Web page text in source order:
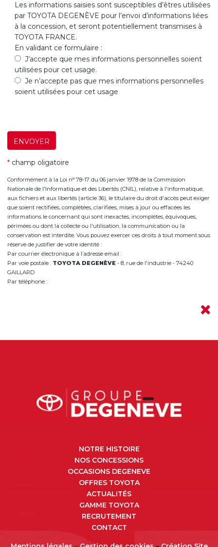
Les informations saisies sont susceptibles d’êtres utilisées
par TOYOTA DEGENÈVE pour l’envoi d’informations liées
à la concession, et seront potentiellement transmises à
TOYOTA FRANCE.
En validant ce formulaire :
J’accepte que mes informations personnelles soient
utilisées pour cet usage.
Je n’accepte pas que mes informations personnelles
soient utilisées pour cet usage
ENVOYER
* champ oligatoire
Conformément à la Loi n° 78-17 du 06 janvier 1978 de la Commission
Nationale de l'Informatique et des Libertés (CNIL), relative à l'informatique,
aux fichiers et aux libertés (article 36), le titulaire du droit d'accès peut exiger
que soient rectifiées, complétées, clarifiées, mises à jour ou effacées les
informations le concernant qui sont inexactes, incomplètes, équivoques,
périmées ou dont la collecte ou l'utilisation, la communication ou la
conservation est interdite. Vous pouvez exercer ces droits à tout moment sous
réserve de justifier de votre identité :
Par courrier électronique à l’adresse email :
Par voie postale : TOYOTA DEGENÈVE - 8, rue de l'industrie - 74240
GAILLARD
Par téléphone :
NOTRE HISTOIRE
NOS CONCESSIONS
OCCASIONS DEGENEVE
OFFRES TOYOTA
ACTUALITÉS
GAMME TOYOTA
RECRUTEMENT
CONTACT